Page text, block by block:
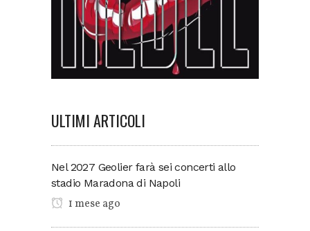
ULTIMI ARTICOLI
Nel 2027 Geolier farà sei concerti allo
stadio Maradona di Napoli
1 mese ago